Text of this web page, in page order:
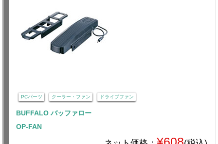
PCパーツ クーラー・ファン ドライブファン
BUFFALO バッファロー
OP-FAN